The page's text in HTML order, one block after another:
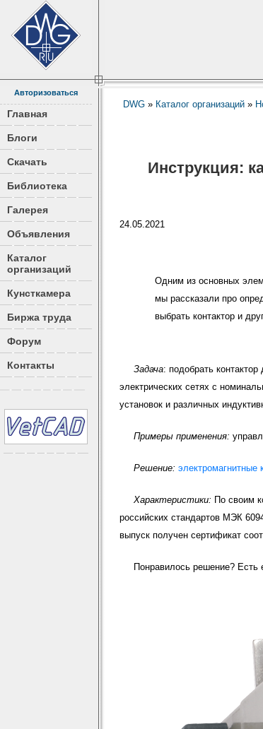
Авторизоваться
Главная
Блоги
Скачать
Библиотека
Галерея
Объявления
Каталог
организаций
Кунсткамера
Биржа труда
Форум
Контакты
DWG » Каталог организаций »
Инструкция:
24.05.2021
Одним из основных
мы рассказали про
выбрать контактор и
Задача: подобрать
электрических сетях с
установок и различных
Примеры применения:
Решение:
Характеристики: По своим
российских стандартов МЭК
выпуск получен сертификат
Понравилось решение?